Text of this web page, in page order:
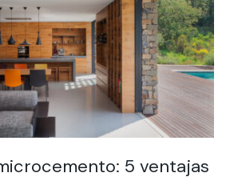
5 ventajas